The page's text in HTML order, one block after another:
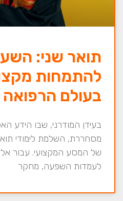
תואר שני:
להתמחות
בעולם הרפואה
בעידן המודרני, שבו הידע
מסחררת, השלמת לימודי
של המסע המקצועי. עבור
לעמדות השפעה, מחקר